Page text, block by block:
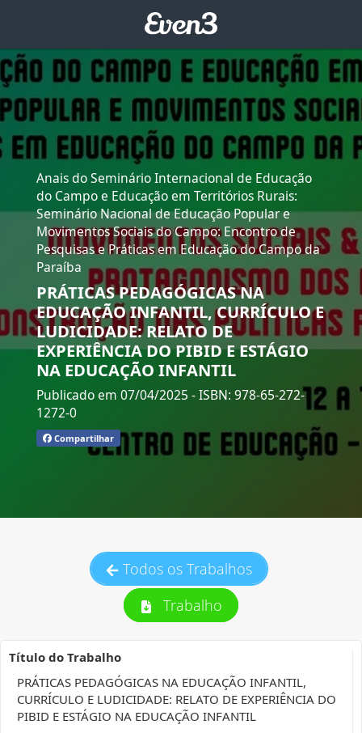
Anais do Seminário Internacional de Educação
do Campo e Educação em Territórios Rurais:
Seminário Nacional de Educação Popular e
Movimentos Sociais do Campo: Encontro de
Pesquisas e Práticas em Educação do Campo da
Paraíba
PRÁTICAS PEDAGÓGICAS NA
EDUCAÇÃO INFANTIL, CURRÍCULO E
LUDICIDADE: RELATO DE
EXPERIÊNCIA DO PIBID E ESTÁGIO
NA EDUCAÇÃO INFANTIL
Publicado em 07/04/2025 - ISBN: 978-65-272-
1272-0
Compartilhar
Todos os Trabalhos
Trabalho
Título do Trabalho
PRÁTICAS PEDAGÓGICAS NA EDUCAÇÃO INFANTIL,
CURRÍCULO E LUDICIDADE: RELATO DE EXPERIÊNCIA DO
PIBID E ESTÁGIO NA EDUCAÇÃO INFANTIL